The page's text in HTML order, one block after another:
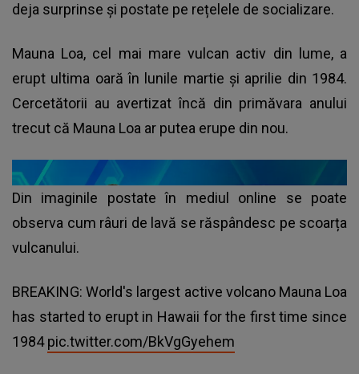
deja surprinse și postate pe rețelele de socializare.
Mauna Loa, cel mai mare vulcan activ din lume, a
erupt ultima oară în lunile martie și aprilie din 1984.
Cercetătorii au avertizat încă din primăvara anului
trecut că Mauna Loa ar putea erupe din nou.
Din imaginile postate în mediul online se poate
observa cum râuri de lavă se răspândesc pe scoarța
vulcanului.
BREAKING: World's largest active volcano Mauna Loa
has started to erupt in Hawaii for the first time since
1984pic.twitter.com/BkVgGyehem